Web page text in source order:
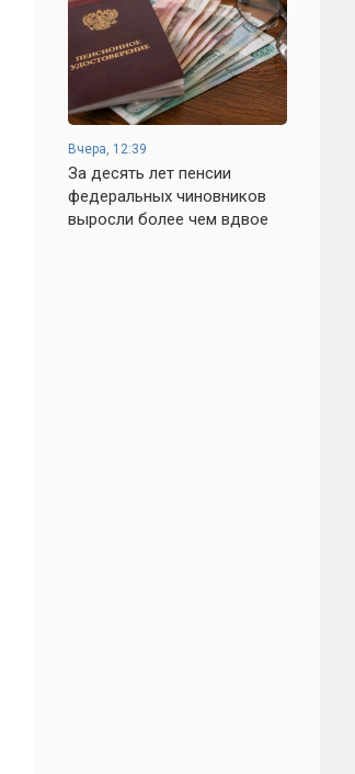
Вчера, 12:39
За десять лет пенсии
федеральных чиновников
выросли более чем вдвое